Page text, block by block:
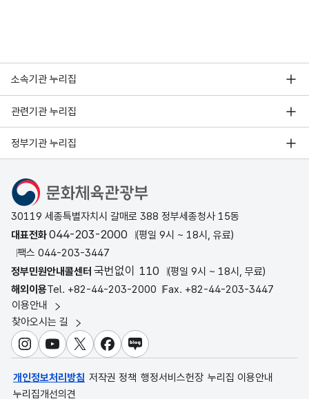
소속기관 누리집
관련기관 누리집
정부기관 누리집
문화체육관광부
30119 세종특별자치시 갈매로 388 정부세종청사 15동
대표전화044-203-2000
(평일 9시 ~ 18시, 유료)
팩스 044-203-3447
정부민원안내콜센터 국번없이 110
(평일 9시 ~ 18시, 무료)
해외이용Tel. +82-44-203-2000 Fax. +82-44-203-3447
이용안내
찾아오시는 길
인스타그램
유튜브X 페이스북
블로그
개인정보처리방침 저작권 정책 행정서비스헌장 누리집 이용안내
누리집개선의견